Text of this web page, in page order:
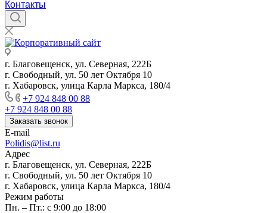
Контакты
г. Благовещенск, ул. Северная, 222Б
г. Свободный, ул. 50 лет Октября 10
г. Хабаровск, улица Карла Маркса, 180/4
+7 924 848 00 88
+7 924 848 00 88
Заказать звонок
E-mail
Polidis@list.ru
Адрес
г. Благовещенск, ул. Северная, 222Б
г. Свободный, ул. 50 лет Октября 10
г. Хабаровск, улица Карла Маркса, 180/4
Режим работы
Пн. – Пт.: с 9:00 до 18:00